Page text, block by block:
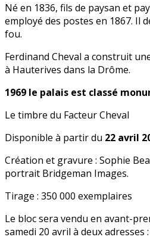
Né en 1836, fils de paysan et
employé des postes en 1867. Il
fou.
Ferdinand Cheval a construit
à Hauterives dans la Drôme.
1969 le palais est classé
Le timbre du Facteur Cheval
Disponible à partir du 22 avril
Création et gravure : Sophie
portrait Bridgeman Images.
Tirage : 350 000 exemplaires
Le bloc sera vendu en avant-
samedi 20 avril à deux adresses :